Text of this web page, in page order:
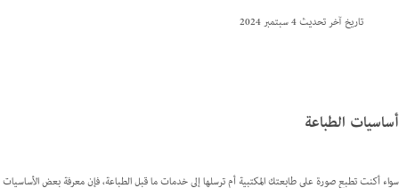
تاريخ آخر تحديث4 سبتمبر 2024
أساسيات الطباعة
سواء أكنت تطبع صورة على طابعتك المكتبية أم ترسلها إلى خدمات ما قبل الطباعة، فإن معرفة بعض الأساسيات